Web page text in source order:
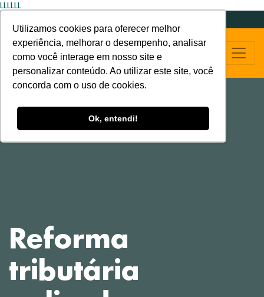
Utilizamos cookies para oferecer melhor
experiência, melhorar o desempenho, analisar
como você interage em nosso site e
personalizar conteúdo. Ao utilizar este site, você
concorda com o uso de cookies.
Ok, entendi!
LLLLLL